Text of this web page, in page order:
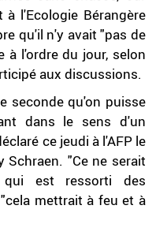
l'Ecologie Bérangère
qu'il n'y avait "pas de
à l'ordre du jour, selon
aux discussions.
seconde qu'on puisse
dans le sens d'un
ce jeudi à l'AFP le
Schraen. "Ce ne serait
est ressorti des
mettrait à feu et à